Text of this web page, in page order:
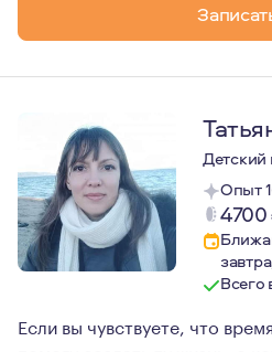
Детский
Опыт
4700
Всего
Если вы чувствуете, что